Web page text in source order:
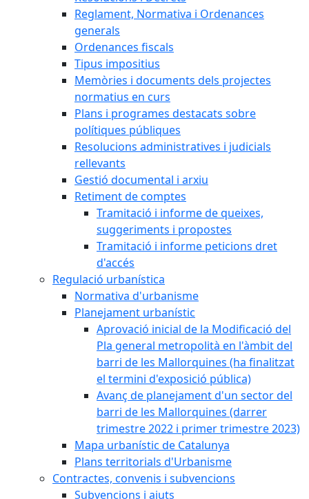
Reglament, Normativa i Ordenances
generals
Ordenances fiscals
Tipus impositius
Memòries i documents dels projectes
normatius en curs
Plans i programes destacats sobre
polítiques públiques
Resolucions administratives i judicials
rellevants
Gestió documental i arxiu
Retiment de comptes
Tramitació i informe de queixes,
suggeriments i propostes
Tramitació i informe peticions dret
d'accés
Regulació urbanística
Normativa d'urbanisme
Planejament urbanístic
Aprovació inicial de la Modificació del
Pla general metropolità en l'àmbit del
barri de les Mallorquines (ha finalitzat
el termini d'exposició pública)
Avanç de planejament d'un sector del
barri de les Mallorquines (darrer
trimestre 2022 i primer trimestre 2023)
Mapa urbanístic de Catalunya
Plans territorials d'Urbanisme
Contractes, convenis i subvencions
Subvencions i ajuts